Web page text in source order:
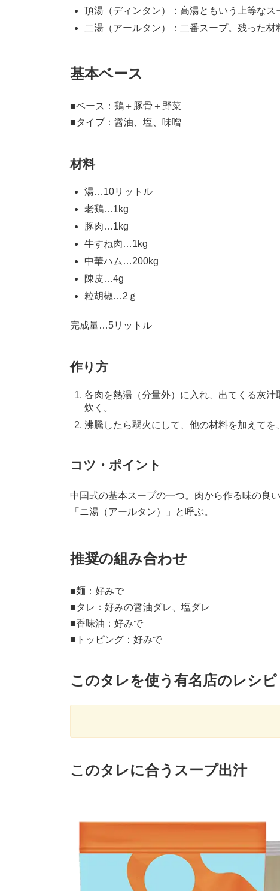
頂湯（ディンタン）：高湯ともいう上等な
二湯（アールタン）：二番スープ。残った材
基本ベース
■ベース：鶏＋豚骨＋野菜
■タイプ：醤油、塩、味噌
材料
湯…10リットル
老鶏…1kg
豚肉…1kg
牛すね肉…1kg
中華ハム…200kg
陳皮…4g
粒胡椒…2ｇ
完成量…5リットル
作り方
各肉を熱湯（分量外）に入れ、出てくる灰
炊く。
沸騰したら弱火にして、他の材料を加えてを
コツ・ポイント
中国式の基本スープの一つ。肉から作る味の良
「ニ湯（アールタン）」と呼ぶ。
推奨の組み合わせ
■麺：好みで
■タレ：好みの醤油ダレ、塩ダレ
■香味油：好みで
■トッピング：好みで
このタレを使う有名店のレシピ
このタレに合うスープ出汁